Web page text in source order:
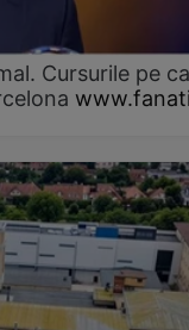
Cursurile pe